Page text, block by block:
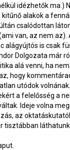
idézhetők ma.)
alakok a
csalódottan
van, az nem
alágyújtós is csak
Dolgozata már
alá venni, ha
hogy
utódok
a felelősség a
Ideje volna
az